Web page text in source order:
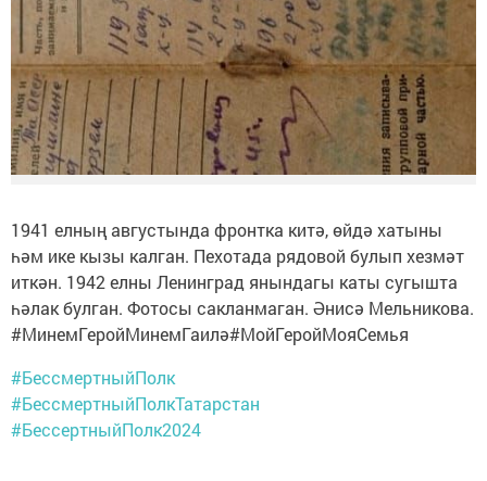
1941 елның августында фронтка китә, өйдә хатыны
һәм ике кызы калган. Пехотада рядовой булып хезмәт
иткән. 1942 елны Ленинград янындагы каты сугышта
һәлак булган. Фотосы сакланмаган. Әнисә Мельникова.
#МинемГеройМинемГаилә#МойГеройМояСемья
#БессмертныйПолк
#БессмертныйПолкТатарстан
#БессертныйПолк2024